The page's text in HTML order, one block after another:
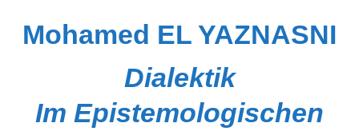
Mohamed EL YAZNASNI
Dialektik
Im Epistemologischen